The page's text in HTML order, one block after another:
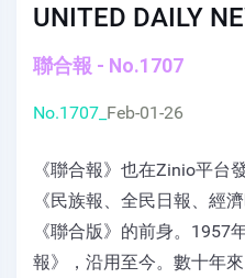
UNITED DAILY
聯合報 - No.1707
No.1707_ Feb-01-26
《聯合報》也在Zinio平台
《民族報、全民日報、經
《聯合版》的前身。1957
報》，沿用至今。數十年